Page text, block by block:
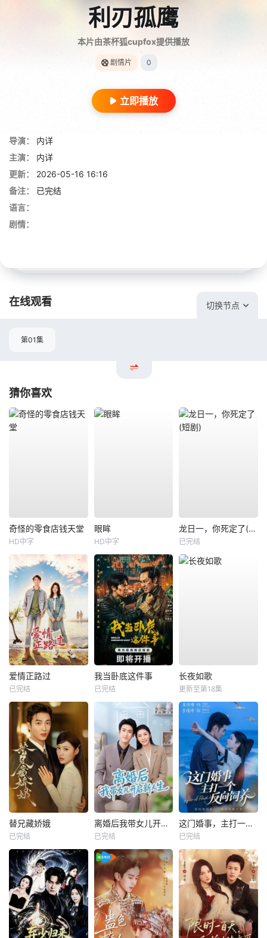
利刃孤鹰
本片由茶杯狐cupfox提供播放
剧情片 0
立即播放
导演：
内详
主演：
内详
更新：
2026-05-16 16:16
备注：
已完结
语言：
剧情：
在线观看 切换节点
第01集
猜你喜欢
奇怪的零食店钱天堂
HD中字
眼眸
HD中字
龙日一，你死定了(短剧)
已完结
爱情正路过
已完结
我当卧底这件事
已完结
长夜如歌
更新至第18集
替兄藏娇娥
已完结
离婚后我带女儿开启新人生
已完结
这门婚事，主打一个反向饲养
已完结